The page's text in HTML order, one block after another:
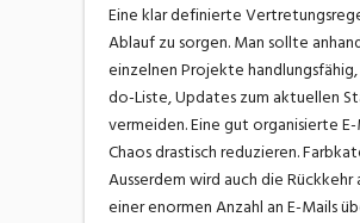
Eine klar definierte
Ablauf zu sorgen. Man sollte
einzelnen Projekte
do-Liste, Updates zum aktuellen
vermeiden. Eine gut organisierte
Chaos drastisch reduzieren.
Ausserdem wird auch die
einer enormen Anzahl an E-Mails